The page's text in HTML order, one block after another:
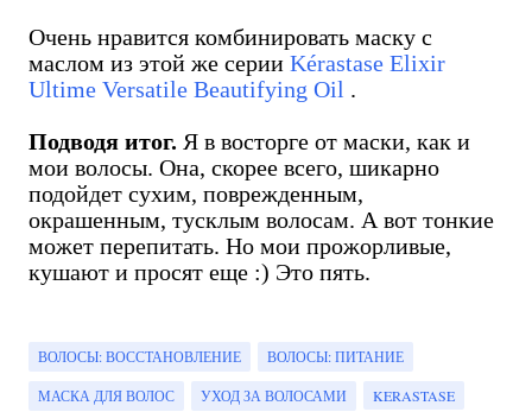
Очень нравится комбинировать маску с
маслом из этой же серии Kérastase Elixir
Ultime Versatile Beautifying Oil .
Подводя итог. Я в восторге от маски, как и
мои волосы. Она, скорее всего, шикарно
подойдет сухим, поврежденным,
окрашенным, тусклым волосам. А вот тонкие
может перепитать. Но мои прожорливые,
кушают и просят еще :) Это пять.
ВОЛОСЫ: ВОССТАНОВЛЕНИЕ ВОЛОСЫ: ПИТАНИЕ
МАСКА ДЛЯ ВОЛОС УХОД ЗА ВОЛОСАМИ KERASTASE